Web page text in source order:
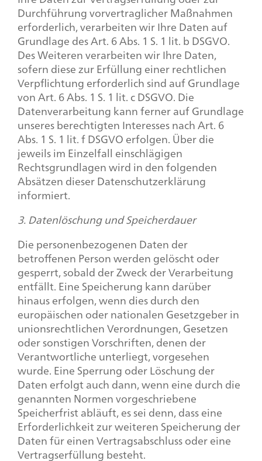
Durchführung vorvertraglicher Maßnahmen
erforderlich, verarbeiten wir Ihre Daten auf
Grundlage des Art. 6 Abs. 1 S. 1 lit. b DSGVO.
Des Weiteren verarbeiten wir Ihre Daten,
sofern diese zur Erfüllung einer rechtlichen
Verpflichtung erforderlich sind auf Grundlage
von Art. 6 Abs. 1 S. 1 lit. c DSGVO. Die
Datenverarbeitung kann ferner auf Grundlage
unseres berechtigten Interesses nach Art. 6
Abs. 1 S. 1 lit. f DSGVO erfolgen. Über die
jeweils im Einzelfall einschlägigen
Rechtsgrundlagen wird in den folgenden
Absätzen dieser Datenschutzerklärung
informiert.
3. Datenlöschung und Speicherdauer
Die personenbezogenen Daten der
betroffenen Person werden gelöscht oder
gesperrt, sobald der Zweck der Verarbeitung
entfällt. Eine Speicherung kann darüber
hinaus erfolgen, wenn dies durch den
europäischen oder nationalen Gesetzgeber in
unionsrechtlichen Verordnungen, Gesetzen
oder sonstigen Vorschriften, denen der
Verantwortliche unterliegt, vorgesehen
wurde. Eine Sperrung oder Löschung der
Daten erfolgt auch dann, wenn eine durch die
genannten Normen vorgeschriebene
Speicherfrist abläuft, es sei denn, dass eine
Erforderlichkeit zur weiteren Speicherung der
Daten für einen Vertragsabschluss oder eine
Vertragserfüllung besteht.